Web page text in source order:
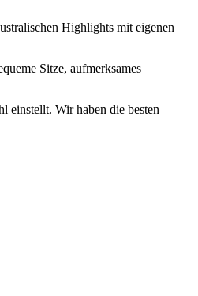
Highlights mit eigenen
Sitze, aufmerksames
einstellt. Wir haben die besten